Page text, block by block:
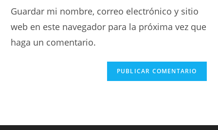
Guardar mi nombre, correo electrónico y sitio
web en este navegador para la próxima vez que
haga un comentario.